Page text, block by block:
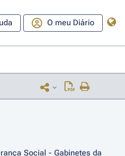
O meu Diário
Social - Gabinetes da